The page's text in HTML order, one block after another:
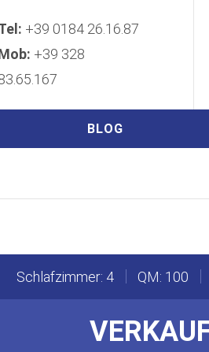
+39 0184 26.16.87
+39 328
BLOG
Schlafzimmer: 4 QM: 100